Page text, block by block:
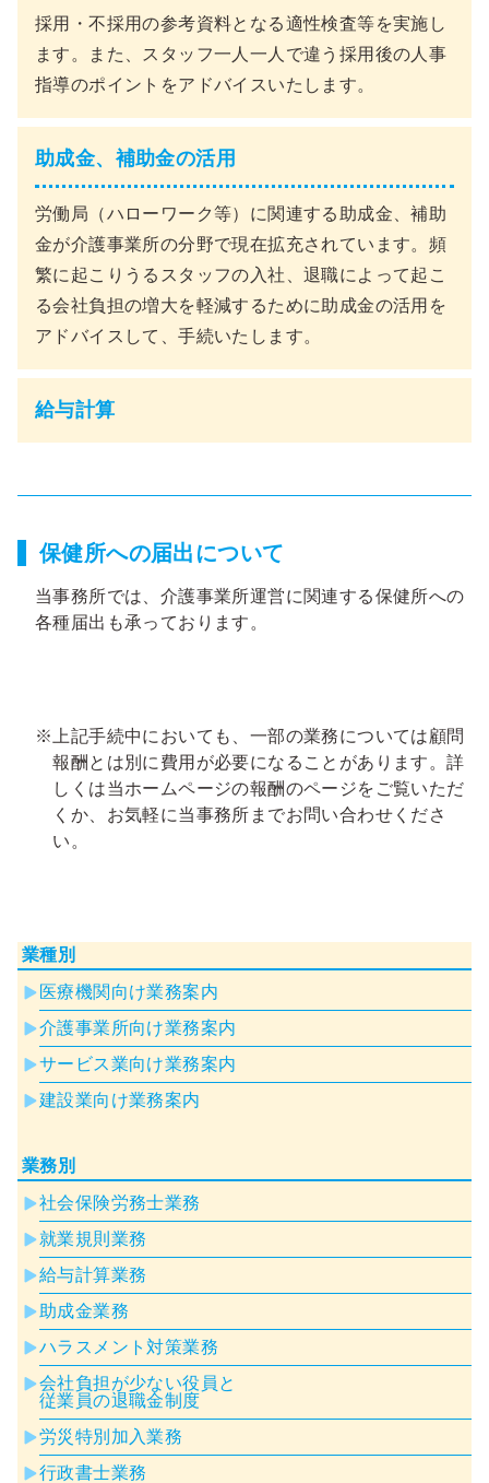
採用・不採用の参考資料となる適性検査等を実施し
ます。また、スタッフ一人一人で違う採用後の人事
指導のポイントをアドバイスいたします。
助成金、補助金の活用
労働局（ハローワーク等）に関連する助成金、補助
金が介護事業所の分野で現在拡充されています。頻
繁に起こりうるスタッフの入社、退職によって起こ
る会社負担の増大を軽減するために助成金の活用を
アドバイスして、手続いたします。
給与計算
保健所への届出について
当事務所では、介護事業所運営に関連する保健所への
各種届出も承っております。
※ 上記手続中においても、一部の業務については顧問
報酬とは別に費用が必要になることがあります。詳
しくは当ホームページの報酬のページをご覧いただ
くか、お気軽に当事務所までお問い合わせくださ
い。
業種別
医療機関向け業務案内
介護事業所向け業務案内
サービス業向け業務案内
建設業向け業務案内
業務別
社会保険労務士業務
就業規則業務
給与計算業務
助成金業務
ハラスメント対策業務
会社負担が少ない役員と
従業員の退職金制度
労災特別加入業務
行政書士業務